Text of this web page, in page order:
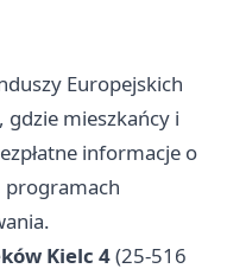
Europejskich
gdzie mieszkańcy i
informacje o
programach
Kielc 4(25-516